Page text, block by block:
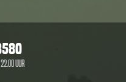
uur